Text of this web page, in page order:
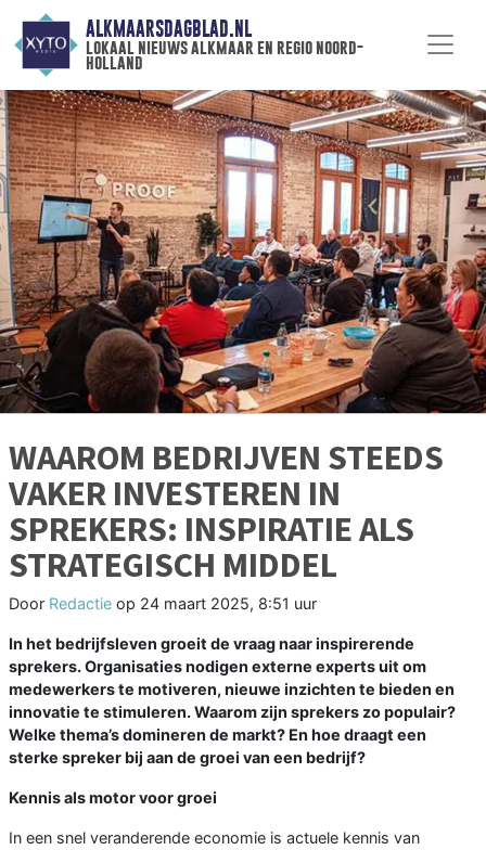
ALKMAARSDAGBLAD.NL
lokaal nieuws alkmaar en regio noord-
holland
WAAROM BEDRIJVEN STEEDS
VAKER INVESTEREN IN
SPREKERS: INSPIRATIE ALS
STRATEGISCH MIDDEL
Door Redactie op 24 maart 2025, 8:51 uur
In het bedrijfsleven groeit de vraag naar inspirerende
sprekers. Organisaties nodigen externe experts uit om
medewerkers te motiveren, nieuwe inzichten te bieden en
innovatie te stimuleren. Waarom zijn sprekers zo populair?
Welke thema’s domineren de markt? En hoe draagt een
sterke spreker bij aan de groei van een bedrijf?
Kennis als motor voor groei
In een snel veranderende economie is actuele kennis van